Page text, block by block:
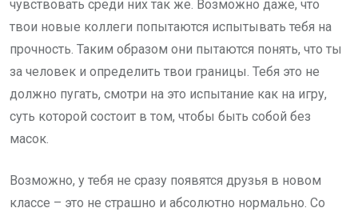
чувствовать среди них так же. Возможно даже, что
твои новые коллеги попытаются испытывать тебя на
прочность. Таким образом они пытаются понять, что ты
за человек и определить твои границы. Тебя это не
должно пугать, смотри на это испытание как на игру,
суть которой состоит в том, чтобы быть собой без
масок.
Возможно, у тебя не сразу появятся друзья в новом
классе – это не страшно и абсолютно нормально. Со